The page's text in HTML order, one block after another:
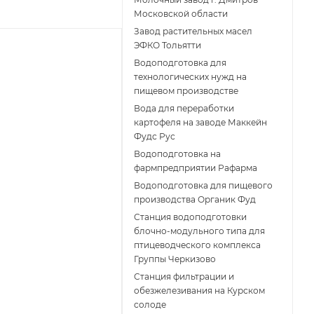
Московской области
Завод растительных масел
ЭФКО Тольятти
Водоподготовка для
технологических нужд на
пищевом производстве
Вода для переработки
картофеля на заводе Маккейн
Фудс Рус
Водоподготовка на
фармпредприятии Рафарма
Водоподготовка для пищевого
производства Органик Фуд
Станция водоподготовки
блочно-модульного типа для
птицеводческого комплекса
Группы Черкизово
Станция фильтрации и
обезжелезивания на Курском
солоде